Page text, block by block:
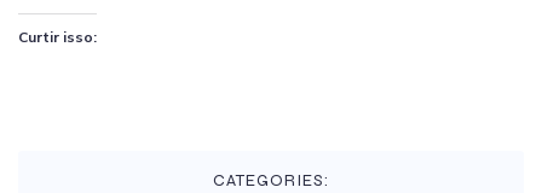
Curtir isso:
CATEGORIES: